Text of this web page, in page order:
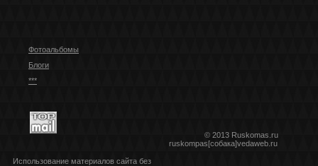
Фотоальбомы
Блоги
***
© 2013 Ruskomas.ru
ruskompas[собака]vedaweb.ru
Использование материалов сайта без